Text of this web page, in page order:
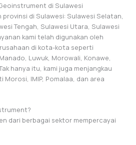
di Sulawesi
provinsi di Sulawesi: Sulawesi Selatan,
Tengah, Sulawesi Utara, Sulawesi
kami telah digunakan oleh
di kota-kota seperti
Luwuk, Morowali, Konawe,
hanya itu, kami juga menjangkau
IMIP, Pomalaa, dan area
dari berbagai sektor mempercayai